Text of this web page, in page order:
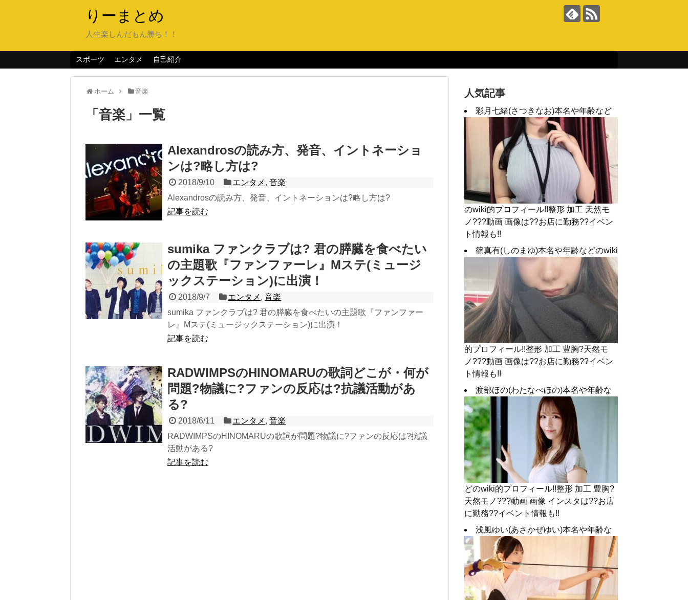
りーまとめ
人生楽しんだもん勝ち！！
スポーツ エンタメ 自己紹介
ホーム 音楽
「 音楽 」 一覧
Alexandrosの読み方、発音、イントネーショ
ンは?略し方は?
2018/9/10 エンタメ ,音楽
Alexandrosの読み方、発音、イントネーションは?略し方は?
記事を読む
sumika ファンクラブは? 君の膵臓を食べたい
の主題歌『ファンファーレ』Mステ(ミュージ
ックステーション)に出演！
2018/9/7 エンタメ ,音楽
sumika ファンクラブは? 君の膵臓を食べたいの主題歌『ファンファー
レ』Mステ(ミュージックステーション)に出演！
記事を読む
RADWIMPSのHINOMARUの歌詞どこが・何が
問題?物議に?ファンの反応は?抗議活動があ
る?
2018/6/11 エンタメ ,音楽
RADWIMPSのHINOMARUの歌詞が問題?物議に?ファンの反応は?抗議
活動がある?
記事を読む
人気記事
彩月七緒(さつきなお)本名や年齢など
のwiki的プロフィール!!整形 加工 天然モ
ノ???動画 画像は??お店に勤務??イベン
ト情報も!!
篠真有(しのまゆ)本名や年齢などのwiki
的プロフィール!!整形 加工 豊胸?天然モ
ノ???動画 画像は??お店に勤務??イベン
ト情報も!!
渡部ほの(わたなべほの)本名や年齢な
どのwiki的プロフィール!!整形 加工 豊胸?
天然モノ???動画 画像 インスタは??お店
に勤務??イベント情報も!!
浅風ゆい(あさかぜゆい)本名や年齢な